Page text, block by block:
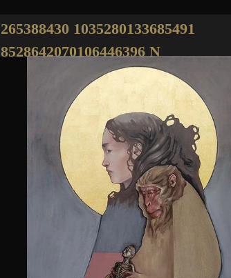
265388430 1035280133685491
8528642070106446396 N